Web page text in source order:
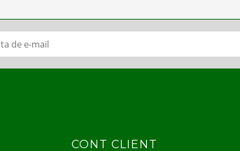
CONT CLIENT